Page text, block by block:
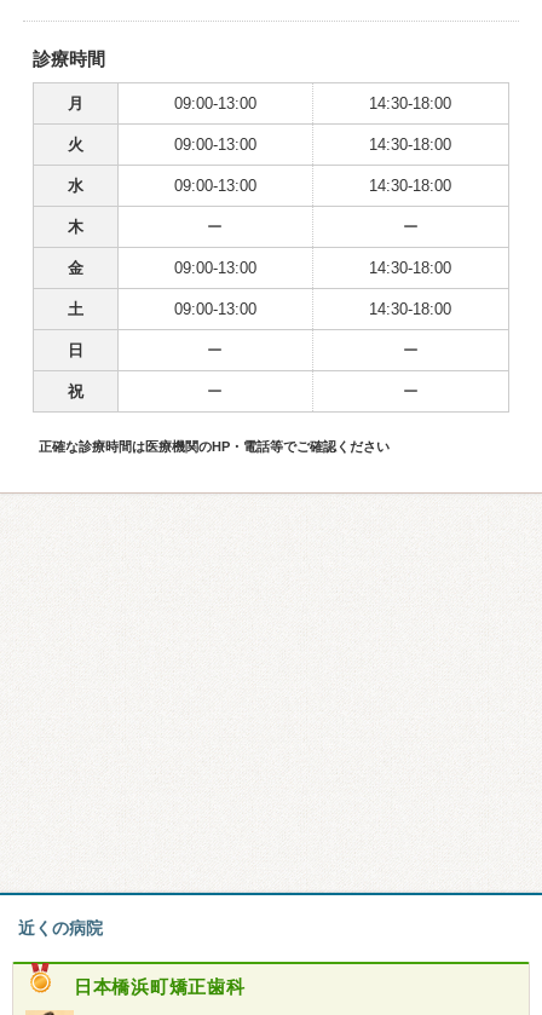
診療時間
月 09:00-13:00 14:30-18:00
火 09:00-13:00 14:30-18:00
水 09:00-13:00 14:30-18:00
木 ー ー
金 09:00-13:00 14:30-18:00
土 09:00-13:00 14:30-18:00
日 ー ー
祝 ー ー
正確な診療時間は医療機関のHP・電話等でご確認ください
近くの病院
日本橋浜町矯正歯科